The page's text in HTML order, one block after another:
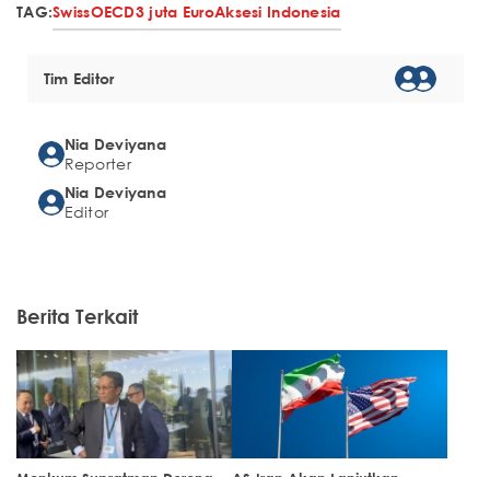
TAG:SwissOECD3 juta EuroAksesi Indonesia
Tim Editor
Nia Deviyana
Reporter
Nia Deviyana
Editor
Berita Terkait